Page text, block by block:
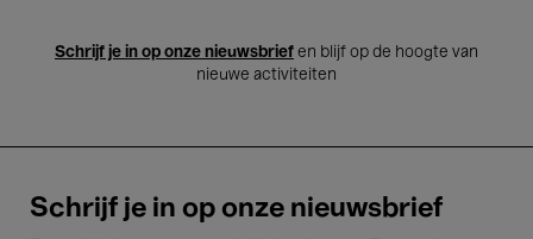
Schrijf je in op onze nieuwsbrief en blijf op de hoogte van
nieuwe activiteiten
Schrijf je in op onze nieuwsbrief